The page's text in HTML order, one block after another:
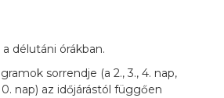
délutáni órákban.
sorrendje (a 2., 3., 4. nap,
nap) az időjárástól függően